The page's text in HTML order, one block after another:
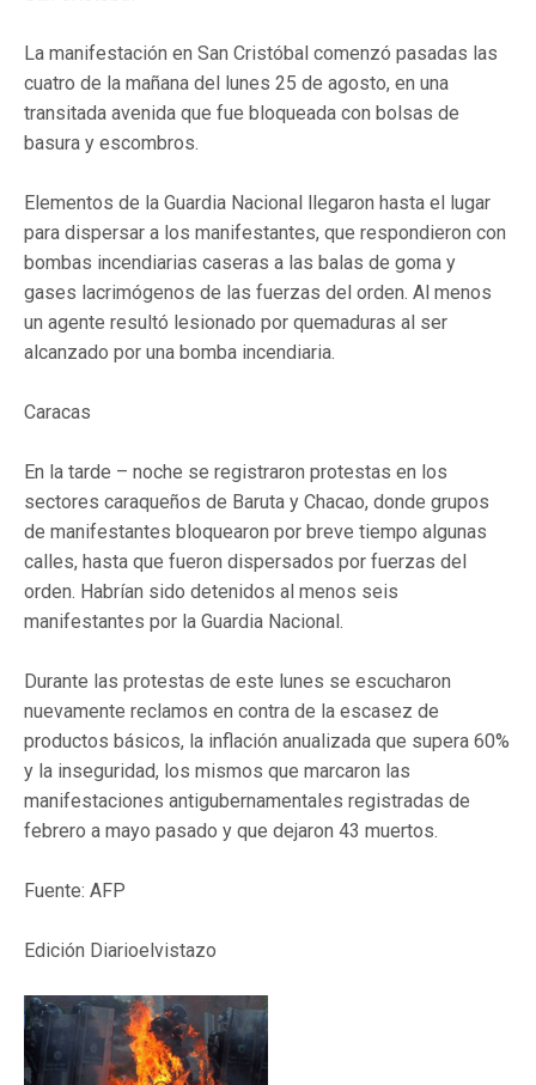
La manifestación en San Cristóbal comenzó pasadas las
cuatro de la mañana del lunes 25 de agosto, en una
transitada avenida que fue bloqueada con bolsas de
basura y escombros.
Elementos de la Guardia Nacional llegaron hasta el lugar
para dispersar a los manifestantes, que respondieron con
bombas incendiarias caseras a las balas de goma y
gases lacrimógenos de las fuerzas del orden. Al menos
un agente resultó lesionado por quemaduras al ser
alcanzado por una bomba incendiaria.
Caracas
En la tarde – noche se registraron protestas en los
sectores caraqueños de Baruta y Chacao, donde grupos
de manifestantes bloquearon por breve tiempo algunas
calles, hasta que fueron dispersados por fuerzas del
orden. Habrían sido detenidos al menos seis
manifestantes por la Guardia Nacional.
Durante las protestas de este lunes se escucharon
nuevamente reclamos en contra de la escasez de
productos básicos, la inflación anualizada que supera 60%
y la inseguridad, los mismos que marcaron las
manifestaciones antigubernamentales registradas de
febrero a mayo pasado y que dejaron 43 muertos.
Fuente: AFP
Edición Diarioelvistazo